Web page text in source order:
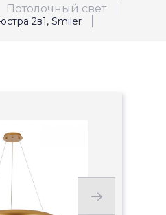
Потолочный свет
2в1, Smiler